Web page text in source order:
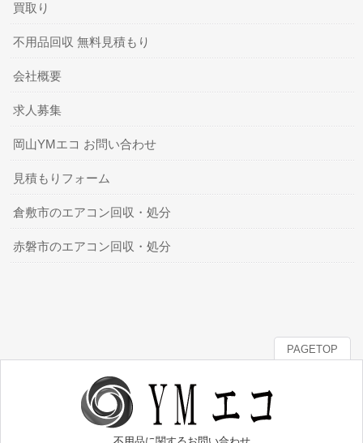
買取り
不用品回収 無料見積もり
会社概要
求人募集
岡山YMエコ お問い合わせ
見積もりフォーム
倉敷市のエアコン回収・処分
赤磐市のエアコン回収・処分
PAGETOP